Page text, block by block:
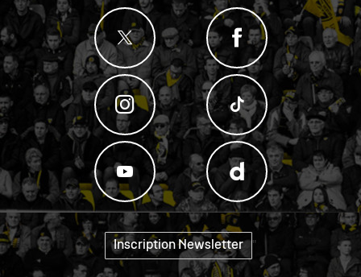
Inscription Newsletter "